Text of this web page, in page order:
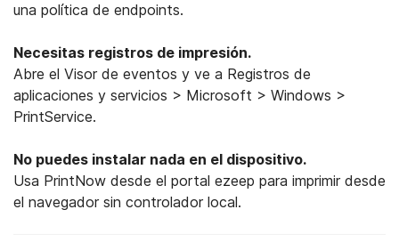
una política de endpoints.
Necesitas registros de impresión.
Abre el Visor de eventos y ve a Registros de
aplicaciones y servicios > Microsoft > Windows >
PrintService.
No puedes instalar nada en el dispositivo.
Usa PrintNow desde el portal ezeep para imprimir desde
el navegador sin controlador local.